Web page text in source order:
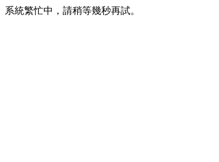
系統繁忙中，請稍等幾秒再試。